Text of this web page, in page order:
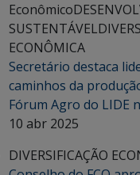
Econômico
SUSTENTÁVEL
ECONÔMICA
Secretário destaca
caminhos da
Fórum Agro do LIDE
10 abr 2025
DIVERSIFICAÇÃO